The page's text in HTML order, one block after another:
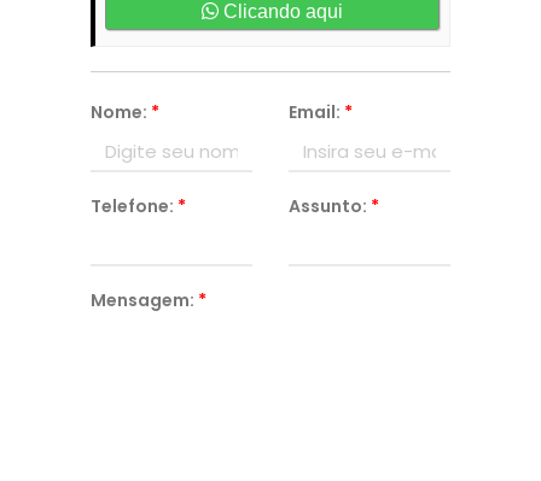
Clicando aqui
Nome: * Email: *
Telefone: * Assunto: *
Mensagem: *